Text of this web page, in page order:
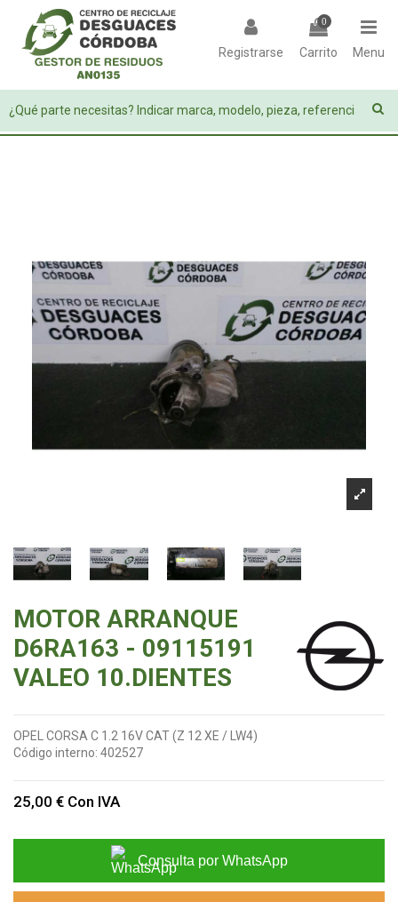
Registrarse
0
Carrito Menu
MOTOR ARRANQUE
D6RA163 - 09115191
VALEO 10.DIENTES
OPEL CORSA C 1.2 16V CAT (Z 12 XE / LW4)
Código interno: 402527
25,00 € Con IVA
Consulta por WhatsApp